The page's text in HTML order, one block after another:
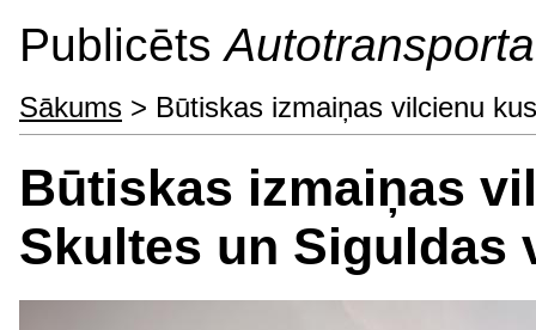
Publicēts
Sākums > Būtiskas izmaiņas vilcienu
Būtiskas izmaiņas
Skultes un Siguldas